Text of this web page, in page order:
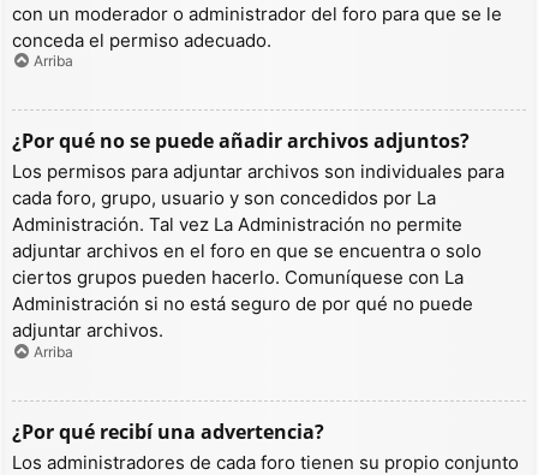
con un moderador o administrador del foro para que se le
conceda el permiso adecuado.
Arriba
¿Por qué no se puede añadir archivos adjuntos?
Los permisos para adjuntar archivos son individuales para
cada foro, grupo, usuario y son concedidos por La
Administración. Tal vez La Administración no permite
adjuntar archivos en el foro en que se encuentra o solo
ciertos grupos pueden hacerlo. Comuníquese con La
Administración si no está seguro de por qué no puede
adjuntar archivos.
Arriba
¿Por qué recibí una advertencia?
Los administradores de cada foro tienen su propio conjunto